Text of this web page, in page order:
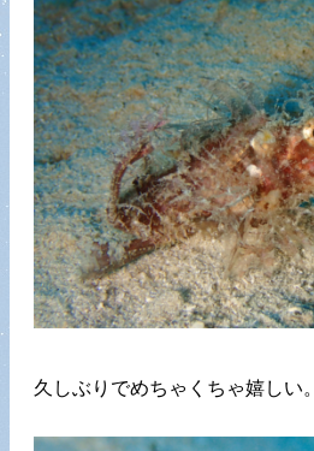
久しぶりでめちゃくちゃ嬉しい。